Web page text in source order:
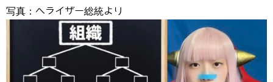
写真：ヘライザー総統より